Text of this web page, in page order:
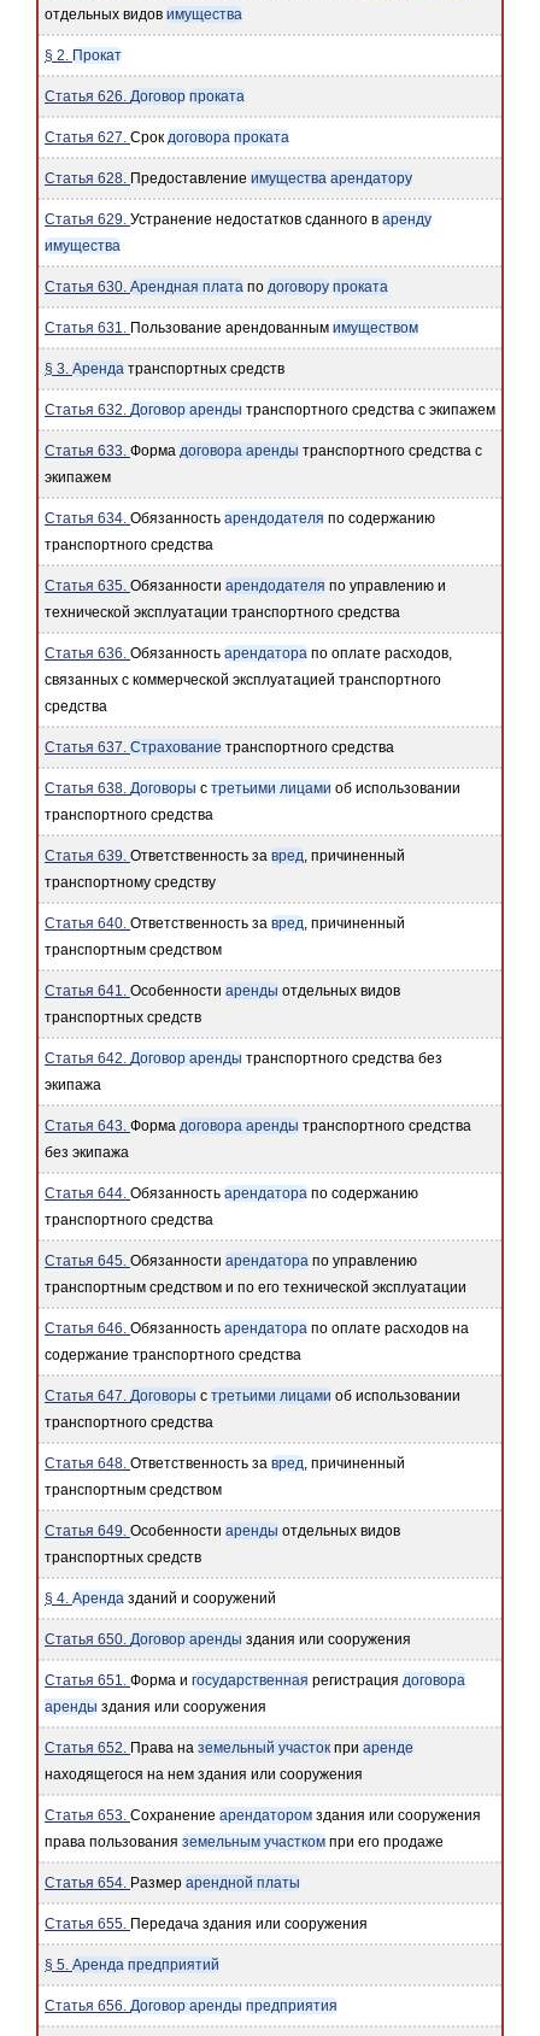
отдельных видов имущества
§ 2. Прокат
Статья 626. Договор проката
Статья 627. Срок договора проката
Статья 628. Предоставление имущества арендатору
Статья 629. Устранение недостатков сданного в аренду
имущества
Статья 630. Арендная плата по договору проката
Статья 631. Пользование арендованным имуществом
§ 3. Аренда транспортных средств
Статья 632. Договор аренды транспортного средства с экипажем
Статья 633. Форма договора аренды транспортного средства с
экипажем
Статья 634. Обязанность арендодателя по содержанию
транспортного средства
Статья 635. Обязанности арендодателя по управлению и
технической эксплуатации транспортного средства
Статья 636. Обязанность арендатора по оплате расходов,
связанных с коммерческой эксплуатацией транспортного
средства
Статья 637. Страхование транспортного средства
Статья 638. Договоры с третьими лицами об использовании
транспортного средства
Статья 639. Ответственность за вред, причиненный
транспортному средству
Статья 640. Ответственность за вред, причиненный
транспортным средством
Статья 641. Особенности аренды отдельных видов
транспортных средств
Статья 642. Договор аренды транспортного средства без
экипажа
Статья 643. Форма договора аренды транспортного средства
без экипажа
Статья 644. Обязанность арендатора по содержанию
транспортного средства
Статья 645. Обязанности арендатора по управлению
транспортным средством и по его технической эксплуатации
Статья 646. Обязанность арендатора по оплате расходов на
содержание транспортного средства
Статья 647. Договоры с третьими лицами об использовании
транспортного средства
Статья 648. Ответственность за вред, причиненный
транспортным средством
Статья 649. Особенности аренды отдельных видов
транспортных средств
§ 4. Аренда зданий и сооружений
Статья 650. Договор аренды здания или сооружения
Статья 651. Форма и государственная регистрация договора
аренды здания или сооружения
Статья 652. Права на земельный участок при аренде
находящегося на нем здания или сооружения
Статья 653. Сохранение арендатором здания или сооружения
права пользования земельным участком при его продаже
Статья 654. Размер арендной платы
Статья 655. Передача здания или сооружения
§ 5. Аренда предприятий
Статья 656. Договор аренды предприятия